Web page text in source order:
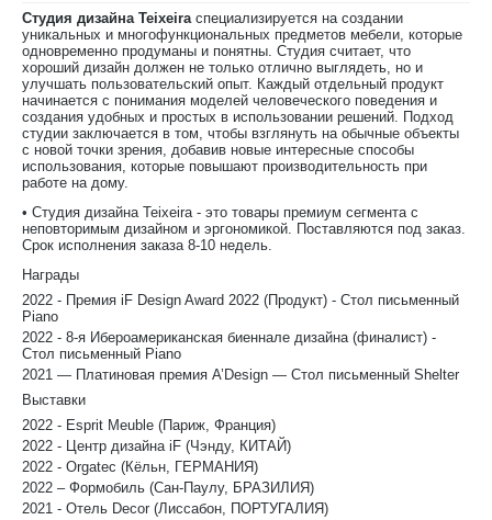
Студия дизайна Teixeiraспециализируется на создании
уникальных и многофункциональных предметов мебели, которые
одновременно продуманы и понятны. Студия считает, что
хороший дизайн должен не только отлично выглядеть, но и
улучшать пользовательский опыт. Каждый отдельный продукт
начинается с понимания моделей человеческого поведения и
создания удобных и простых в использовании решений. Подход
студии заключается в том, чтобы взглянуть на обычные объекты
с новой точки зрения, добавив новые интересные способы
использования, которые повышают производительность при
работе на дому.
• Студия дизайна Teixeira - это товары премиум сегмента с
неповторимым дизайном и эргономикой. Поставляются под заказ.
Срок исполнения заказа 8-10 недель.
Награды
2022 - Премия iF Design Award 2022 (Продукт) - Стол письменный
Piano
2022 - 8-я Ибероамериканская биеннале дизайна (финалист) -
Стол письменный Piano
2021 — Платиновая премия A’Design — Стол письменный Shelter
Выставки
2022 - Esprit Meuble (Париж, Франция)
2022 - Центр дизайна iF (Чэнду, КИТАЙ)
2022 - Orgatec (Кёльн, ГЕРМАНИЯ)
2022 – Формобиль (Сан-Паулу, БРАЗИЛИЯ)
2021 - Отель Decor (Лиссабон, ПОРТУГАЛИЯ)